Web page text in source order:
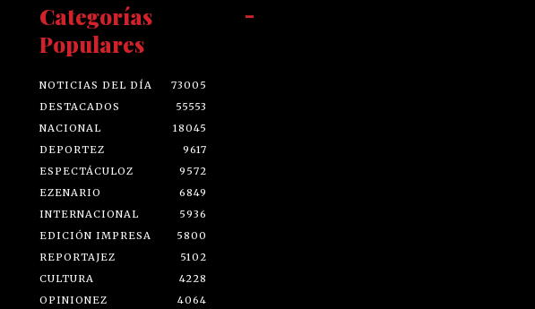
Categorías
Populares
NOTICIAS DEL DÍA
73005
DESTACADOS
55553
NACIONAL
18045
DEPORTEZ
9617
ESPECTÁCULOZ
9572
EZENARIO
6849
INTERNACIONAL
5936
EDICIÓN IMPRESA
5800
REPORTAJEZ
5102
CULTURA
4228
OPINIONEZ
4064
-